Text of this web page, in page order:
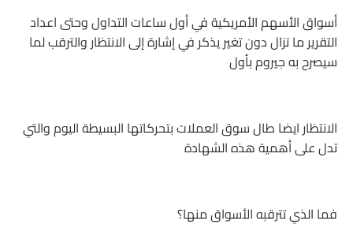
أسواق الأسهم الأمريكية في أول ساعات التداول وحتى اعداد
التقرير ما تزال دون تغير يذكر في إشارة إلى الانتظار والترقب لما
سيصرح به جيروم بأول
الانتظار ايضا طال سوق العملات بتحركاتها البسيطة اليوم والتي
تدل على أهمية هذه الشهادة
فما الذي تترقبه الأسواق منها؟